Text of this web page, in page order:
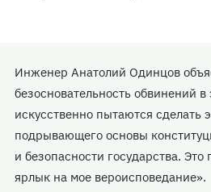
Инженер Анатолий Одинцов
безосновательность обвинений
искусственно пытаются сделать
подрывающего основы
и безопасности государства.
ярлык на мое вероисповедание».